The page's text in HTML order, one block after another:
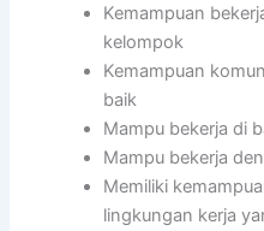
Kemampuan
kelompok
Kemampuan
baik
Mampu bekerja di
Mampu bekerja
Memiliki
lingkungan kerja